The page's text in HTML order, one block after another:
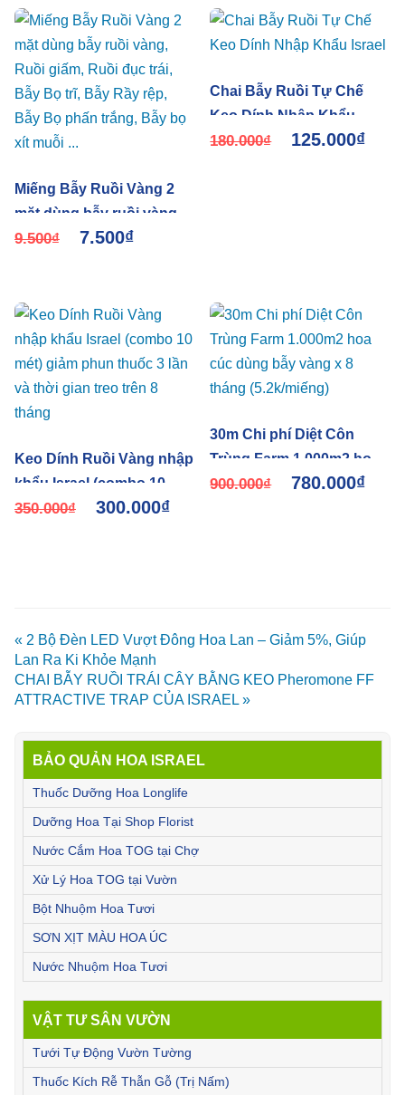
BẢO QUẢN HOA ISRAEL
Thuốc Dưỡng Hoa Longlife
Dưỡng Hoa Tại Shop Florist
Nước Cắm Hoa TOG tại Chợ
Xử Lý Hoa TOG tại Vườn
Bột Nhuộm Hoa Tươi
SƠN XỊT MÀU HOA ÚC
Nước Nhuộm Hoa Tươi
VẬT TƯ SÂN VƯỜN
Tưới Tự Động Vườn Tường
Thuốc Kích Rễ Thẫn Gỗ (Trị Nấm)
Miếng Bẫy Ruồi Vàng 2
mặt dùng bẫy ruồi vàng,
Ruồi giấm, Ruồi đục trái,
bọ xít muỗi …
9.500₫ 7.500₫
Chai Bẫy Ruồi Tự Chế
Keo Dính Nhập Khẩu
Israel
180.000₫ 125.000₫
Keo Dính Ruồi Vàng nhập
khẩu Israel (combo 10
mét) giảm phun thuốc 3
350.000₫ 300.000₫
30m Chi phí Diệt Côn
Trùng Farm 1.000m2 hoa
cúc dùng bẫy vàng x 8
900.000₫ 780.000₫
« 2 Bộ Đèn LED Vượt Đông Hoa Lan – Giảm 5%, Giúp
Lan Ra Ki Khỏe Mạnh
CHAI BẪY RUỒI TRÁI CÂY BẰNG KEO Pheromone FF
ATTRACTIVE TRAP CỦA ISRAEL »